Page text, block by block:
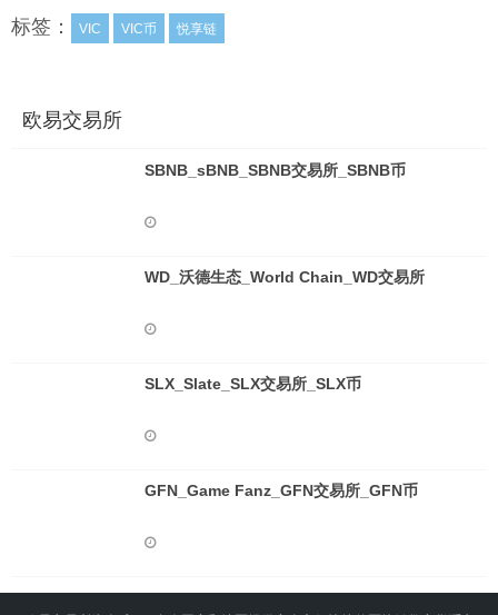
标签： VIC VIC币 悦享链
欧易交易所
SBNB_sBNB_SBNB交易所_SBNB币
WD_沃德生态_World Chain_WD交易所
SLX_Slate_SLX交易所_SLX币
GFN_Game Fanz_GFN交易所_GFN币